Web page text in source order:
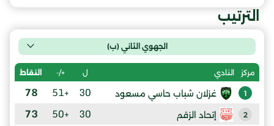
الترتيب
الجهوي الثاني (ب)
مركز النادي ل +/- النقاط
1 غزلان شباب حاسي مسعود 30
+51
78
2 إتحاد الزقم 30
+50
73